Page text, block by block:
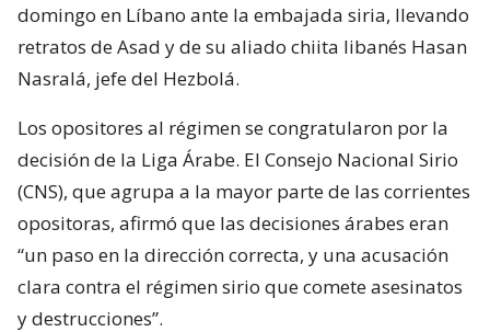
domingo en Líbano ante la embajada siria, llevando
retratos de Asad y de su aliado chiita libanés Hasan
Nasralá, jefe del Hezbolá.
Los opositores al régimen se congratularon por la
decisión de la Liga Árabe. El Consejo Nacional Sirio
(CNS), que agrupa a la mayor parte de las corrientes
opositoras, afirmó que las decisiones árabes eran
“un paso en la dirección correcta, y una acusación
clara contra el régimen sirio que comete asesinatos
y destrucciones”.